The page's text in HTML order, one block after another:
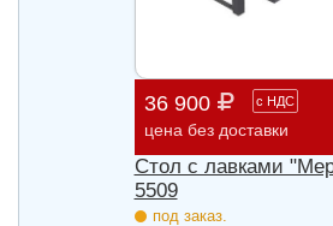
36 900 с НДС
цена без доставки
Стол с лавками
5509
под заказ.